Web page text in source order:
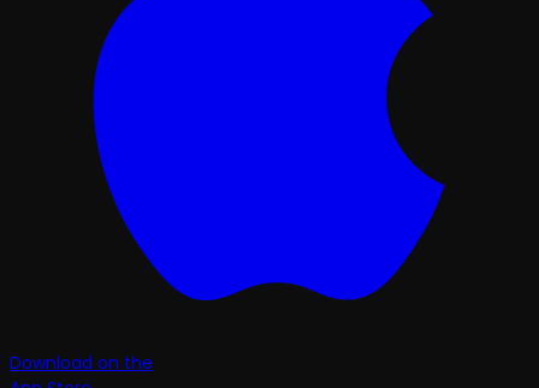
Download on the